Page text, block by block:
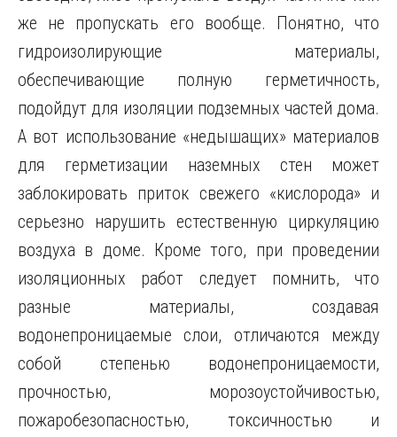
же не пропускать его вообще. Понятно, что
гидроизолирующие материалы,
обеспечивающие полную герметичность,
подойдут для изоляции подземных частей дома.
А вот использование «недышащих» материалов
для герметизации наземных стен может
заблокировать приток свежего «кислорода» и
серьезно нарушить естественную циркуляцию
воздуха в доме. Кроме того, при проведении
изоляционных работ следует помнить, что
разные материалы, создавая
водонепроницаемые слои, отличаются между
собой степенью водонепроницаемости,
прочностью, морозоустойчивостью,
пожаробезопасностью, токсичностью и